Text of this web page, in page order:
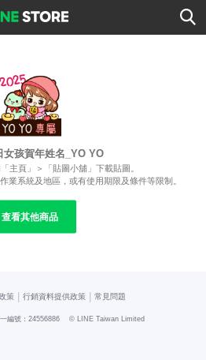
女孩賀年姓名_YO YO
主頁」＞「貼圖小舖」下載貼圖。
業系統及地區，或有使用期限及條件等限制。
查看其他商品
策 行銷資料提供政策 常見問題
編號：24556886 © LINE Taiwan Limited